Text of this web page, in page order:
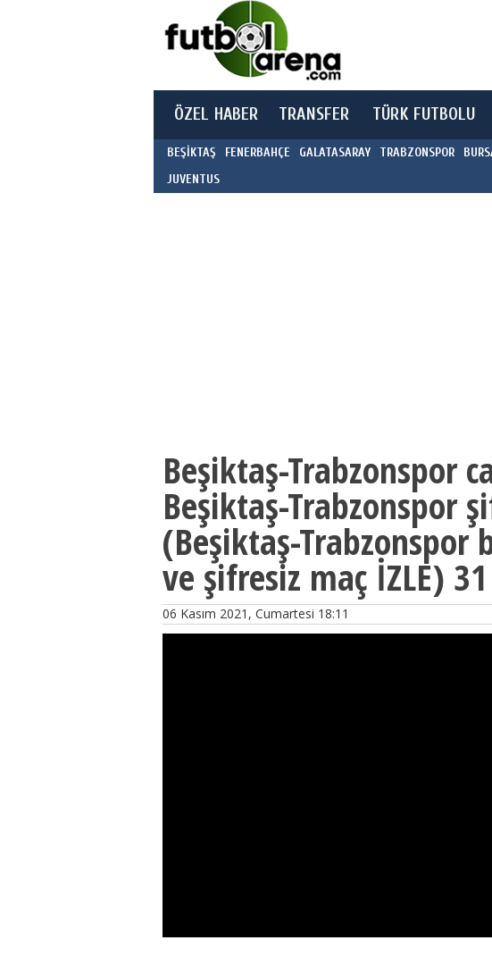
ÖZEL HABER TRANSFER TÜRK FUTBOLU
BEŞİKTAŞ FENERBAHÇE GALATASARAY TRABZONSPOR
JUVENTUS
Beşiktaş-Trabzonspor
Beşiktaş-Trabzonspor
(Beşiktaş-Trabzonspor
ve şifresiz maç İZLE)
06 Kasım 2021, Cumartesi 18:11